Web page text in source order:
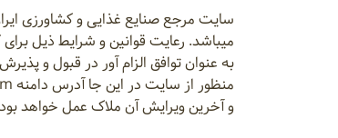
سایت مرجع صنایع غذایی و کشاورزی
میباشد. رعایت قوانین و شرایط ذیل
به عنوان توافق الزام آور در قبول و
و آخرین ویرایش آن ملاک عمل خواهد